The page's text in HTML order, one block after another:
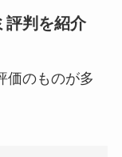
評判を紹介
価のものが多